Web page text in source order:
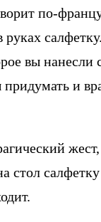
по-
руках
вы нанесли
придумать и
стол